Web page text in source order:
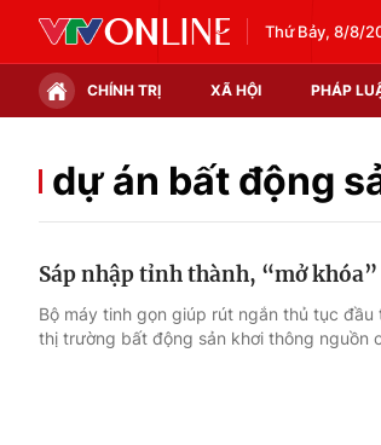
Thứ Bảy, 8/8/
CHÍNH TRỊ XÃ HỘI PHÁP
Chính trị Xã
Thế giới đó đây
Thị
dự án bất động
Sáp nhập tỉnh thành, “mở
Bộ máy tinh gọn giúp rút ngắn thủ tục
thị trường bất động sản khơi thông nguồn